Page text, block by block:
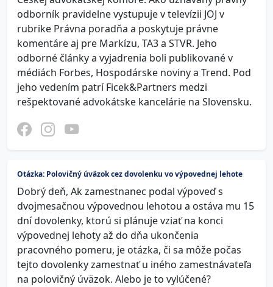
odborník pravidelne vystupuje v televízii JOJ v
rubrike Právna poradňa a poskytuje právne
komentáre aj pre Markízu, TA3 a STVR. Jeho
odborné články a vyjadrenia boli publikované v
médiách Forbes, Hospodárske noviny a Trend. Pod
jeho vedením patrí Ficek&Partners medzi
rešpektované advokátske kancelárie na Slovensku.
Otázka: Polovičný úväzok cez dovolenku vo výpovednej lehote
Dobrý deň, Ak zamestnanec podal výpoveď s
dvojmesačnou výpovednou lehotou a ostáva mu 15
dní dovolenky, ktorú si plánuje vziať na konci
výpovednej lehoty až do dňa ukončenia
pracovného pomeru, je otázka, či sa môže počas
tejto dovolenky zamestnať u iného zamestnávateľa
na polovičný úväzok. Alebo je to vylúčené?